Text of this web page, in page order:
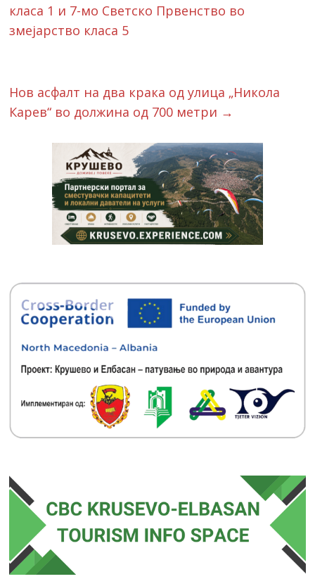
класа 1 и 7-мо Светско Првенство во
змејарство класа 5
Нов асфалт на два крака од улица „Никола
Карев“ во должина од 700 метри →